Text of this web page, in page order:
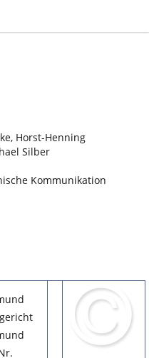
Horst-Henning
Silber
Kommunikation